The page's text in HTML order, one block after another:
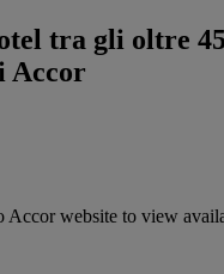
tra gli oltre
Accor
Accor website to view